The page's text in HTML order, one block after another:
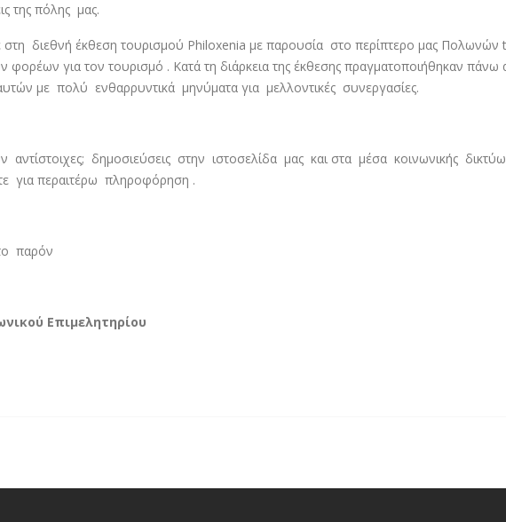
της πόλης μας.
διεθνή έκθεση τουρισμού Philoxenia με παρουσία στο περίπτερο μας Πολωνών
για τον τουρισμό . Κατά τη διάρκεια της έκθεσης πραγματοποιήθηκαν πάνω
με πολύ ενθαρρυντικά μηνύματα για μελλοντικές συνεργασίες.
δημοσιεύσεις στην ιστοσελίδα μας και στα μέσα κοινωνικής
για περαιτέρω πληροφόρηση .
παρόν
Επιμελητηρίου